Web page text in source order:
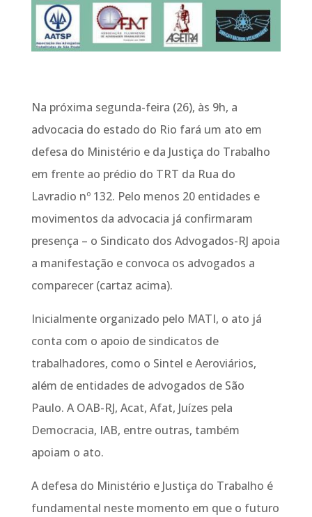
Na próxima segunda-feira (26), às 9h, a
advocacia do estado do Rio fará um ato em
defesa do Ministério e da Justiça do Trabalho
em frente ao prédio do TRT da Rua do
Lavradio nº 132. Pelo menos 20 entidades e
movimentos da advocacia já confirmaram
presença – o Sindicato dos Advogados-RJ apoia
a manifestação e convoca os advogados a
comparecer (cartaz acima).
Inicialmente organizado pelo MATI, o ato já
conta com o apoio de sindicatos de
trabalhadores, como o Sintel e Aeroviários,
além de entidades de advogados de São
Paulo. A OAB-RJ, Acat, Afat, Juízes pela
Democracia, IAB, entre outras, também
apoiam o ato.
A defesa do Ministério e Justiça do Trabalho é
fundamental neste momento em que o futuro